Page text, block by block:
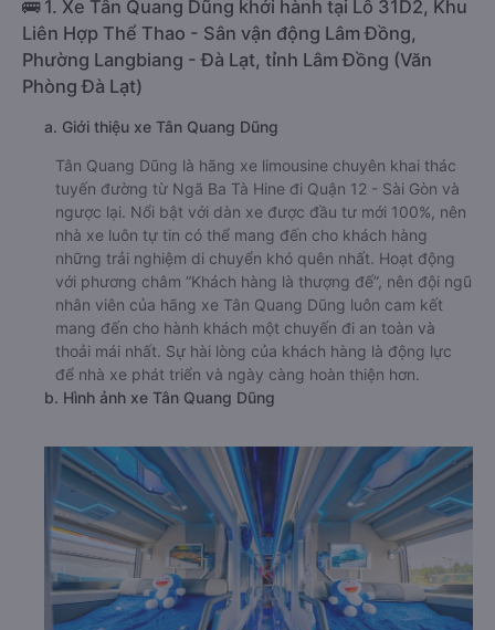
🚌 1. Xe Tân Quang Dũng khởi hành tại Lô 31D2, Khu
Liên Hợp Thể Thao - Sân vận động Lâm Đồng,
Phường Langbiang - Đà Lạt, tỉnh Lâm Đồng (Văn
Phòng Đà Lạt)
a. Giới thiệu xe Tân Quang Dũng
Tân Quang Dũng là hãng xe limousine chuyên khai thác
tuyến đường từ Ngã Ba Tà Hine đi Quận 12 - Sài Gòn và
ngược lại. Nổi bật với dàn xe được đầu tư mới 100%, nên
nhà xe luôn tự tin có thể mang đến cho khách hàng
những trải nghiệm di chuyển khó quên nhất. Hoạt động
với phương châm “Khách hàng là thượng đế”, nên đội ngũ
nhân viên của hãng xe Tân Quang Dũng luôn cam kết
mang đến cho hành khách một chuyến đi an toàn và
thoải mái nhất. Sự hài lòng của khách hàng là động lực
để nhà xe phát triển và ngày càng hoàn thiện hơn.
b. Hình ảnh xe Tân Quang Dũng